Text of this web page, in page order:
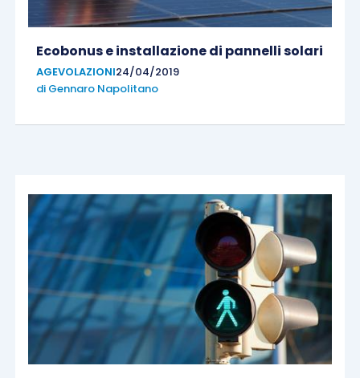
Ecobonus e installazione di pannelli solari
AGEVOLAZIONI24/04/2019
di Gennaro Napolitano